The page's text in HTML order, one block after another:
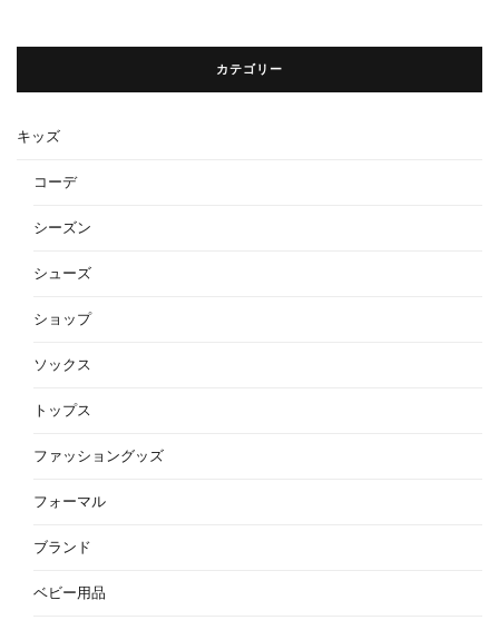
カテゴリー
キッズ
コーデ
シーズン
シューズ
ショップ
ソックス
トップス
ファッショングッズ
フォーマル
ブランド
ベビー用品